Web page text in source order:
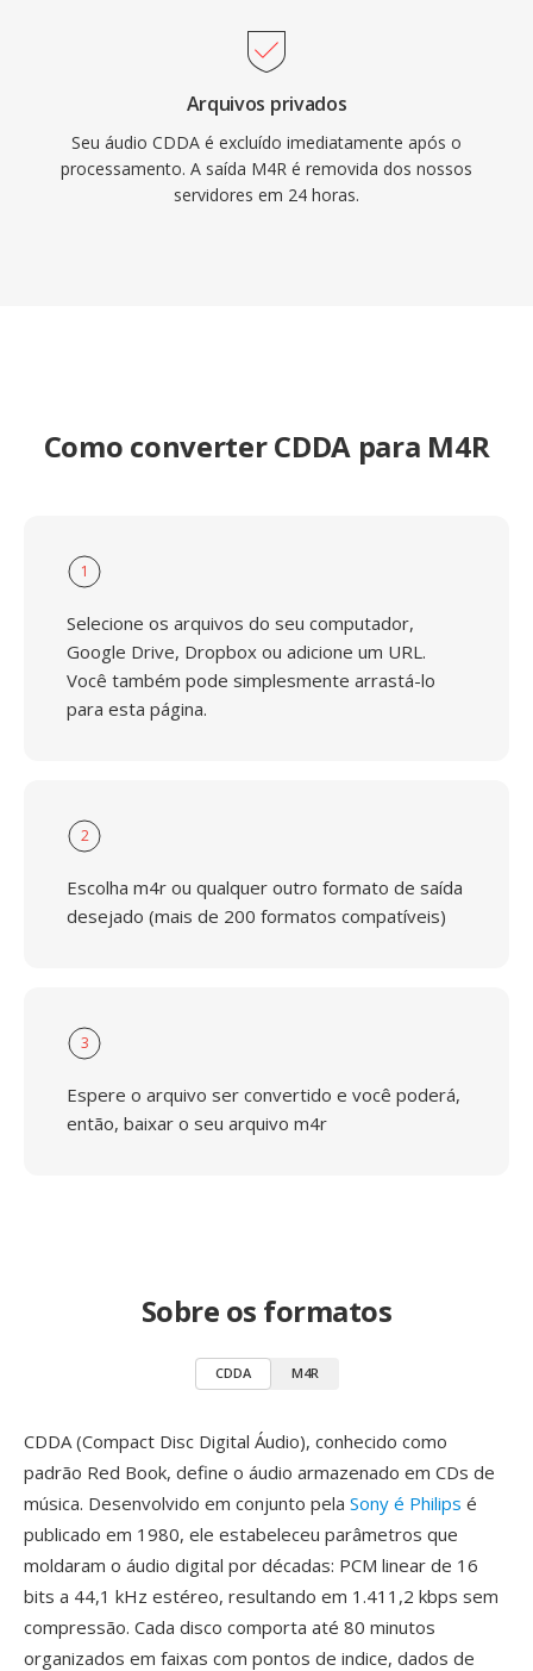
Arquivos privados
Seu áudio CDDA é excluído imediatamente após o
processamento. A saída M4R é removida dos nossos
servidores em 24 horas.
Como converter CDDA para M4R
1
Selecione os arquivos do seu computador,
Google Drive, Dropbox ou adicione um URL.
Você também pode simplesmente arrastá-lo
para esta página.
2
Escolha m4r ou qualquer outro formato de saída
desejado (mais de 200 formatos compatíveis)
3
Espere o arquivo ser convertido e você poderá,
então, baixar o seu arquivo m4r
Sobre os formatos
CDDA M4R
CDDA (Compact Disc Digital Áudio), conhecido como
padrão Red Book, define o áudio armazenado em CDs de
música. Desenvolvido em conjunto pela Sony é Philips é
publicado em 1980, ele estabeleceu parâmetros que
moldaram o áudio digital por décadas: PCM linear de 16
bits a 44,1 kHz estéreo, resultando em 1.411,2 kbps sem
compressão. Cada disco comporta até 80 minutos
organizados em faixas com pontos de indice, dados de